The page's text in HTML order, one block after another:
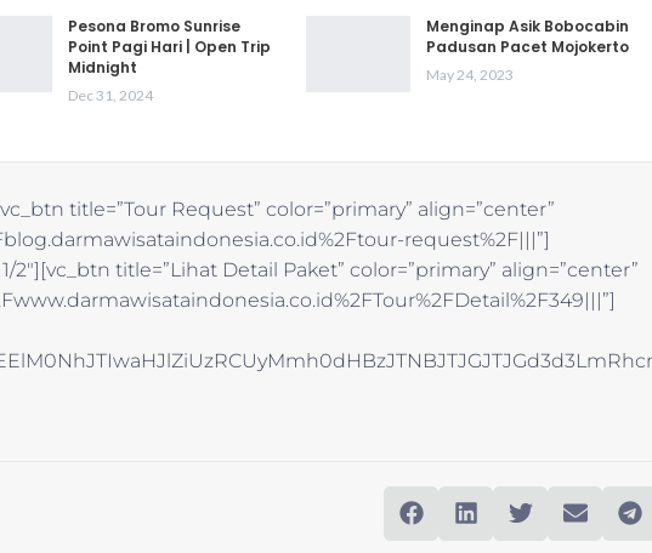
Pesona Bromo Sunrise
Point Pagi Hari | Open Trip
Midnight
Dec 31, 2024
Menginap Asik Bobocabin
Padusan Pacet Mojokerto
May 24, 2023
title=”Tour Request” color=”primary” align=”center”
request%2F|||”]
title=”Lihat Detail Paket” color=”primary” align=”center”